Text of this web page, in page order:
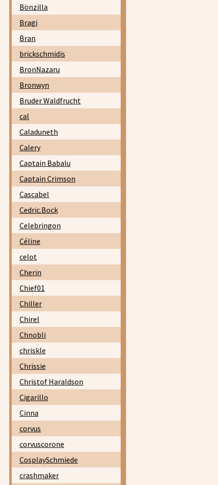
Bönzilla
Bragi
Bran
brickschmidis
BronNazaru
Bronwyn
Bruder Waldfrucht
cal
Caladuneth
Calery
Captain Babalu
Captain Crimson
Cascabel
Cedric.Bock
Celebringon
Céline
celot
Cherin
Chief01
Chiller
Chirel
Chnobli
chriskle
Chrissie
Christof Haraldson
Cigarillo
Cinna
corvus
corvuscorone
CosplaySchmiede
crashmaker